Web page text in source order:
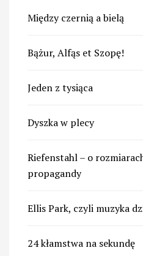
Między czernią a bielą
Bążur, Alfąs et Szopę!
Jeden z tysiąca
Dyszka w plecy
Riefenstahl – o
propagandy
Ellis Park, czyli muzyka
24 kłamstwa na sekundę